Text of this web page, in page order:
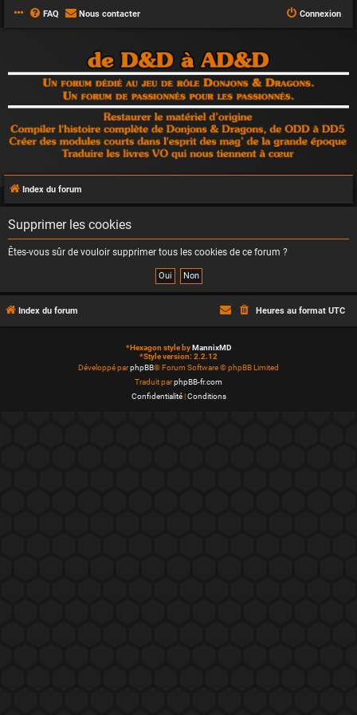
FAQ Nous contacter Connexion
Index du forum
Supprimer les cookies
Êtes-vous sûr de vouloir supprimer tous les cookies de ce forum ?
Index du forum Heures au format UTC
*Hexagon style byMannixMD
*Style version: 2.2.12
Développé parphpBB® Forum Software © phpBB Limited
Traduit parphpBB-fr.com
Confidentialité|Conditions